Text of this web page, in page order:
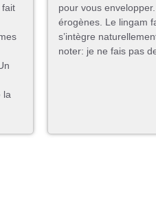
fait
la
pour vous
érogènes. Le lingam
s’intègre
noter: je ne fais pas